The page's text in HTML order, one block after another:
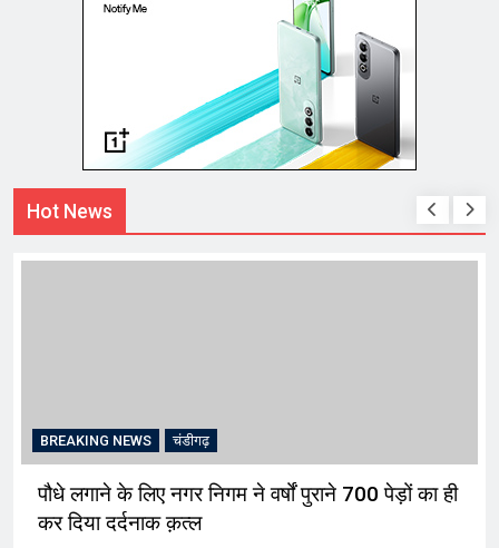
Hot News
BREAKING NEWS चंडीगढ़
पौधे लगाने के लिए नगर निगम ने वर्षों पुराने 700 पेड़ों का ही
कर दिया दर्दनाक क़त्ल